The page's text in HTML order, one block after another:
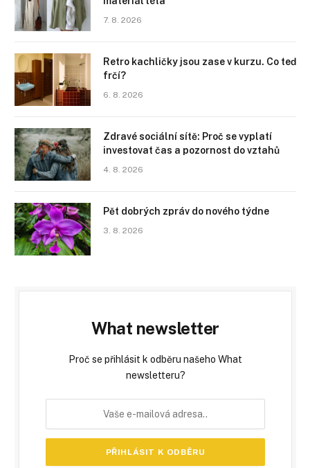
7. 8. 2026
Retro kachličky jsou zase v kurzu. Co teď
frčí?
6. 8. 2026
Zdravé sociální sítě: Proč se vyplatí
investovat čas a pozornost do vztahů
4. 8. 2026
Pět dobrých zpráv do nového týdne
3. 8. 2026
What newsletter
Proč se přihlásit k odběru našeho What
newsletteru?